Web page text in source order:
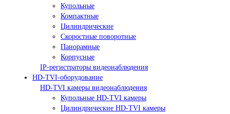
Купольные
Компактные
Цилиндрические
Скоростные поворотные
Панорамные
Корпусные
IP-регистраторы видеонаблюдения
HD-TVI-оборудование
HD-TVI камеры видеонаблюдения
Купольные HD-TVI камеры
Цилиндрические HD-TVI камеры